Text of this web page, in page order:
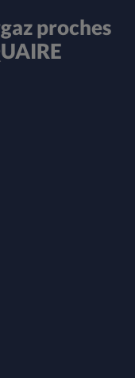
proches